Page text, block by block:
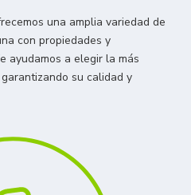
una amplia variedad de
con propiedades y
ayudamos a elegir la más
su calidad y